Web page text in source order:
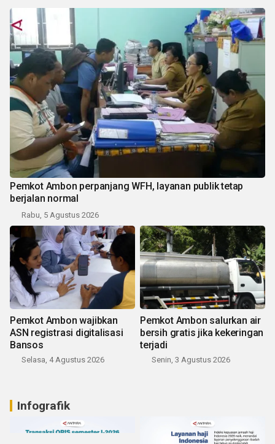
Pemkot Ambon perpanjang WFH, layanan publik tetap
berjalan normal
Rabu, 5 Agustus 2026
Pemkot Ambon wajibkan
ASN registrasi digitalisasi
Bansos
Selasa, 4 Agustus 2026
Pemkot Ambon salurkan air
bersih gratis jika kekeringan
terjadi
Senin, 3 Agustus 2026
Infografik